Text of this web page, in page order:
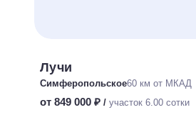
Лучи
Симферопольское60 км от МКАД
от 849 000 ₽ / участок 6.00 сотки